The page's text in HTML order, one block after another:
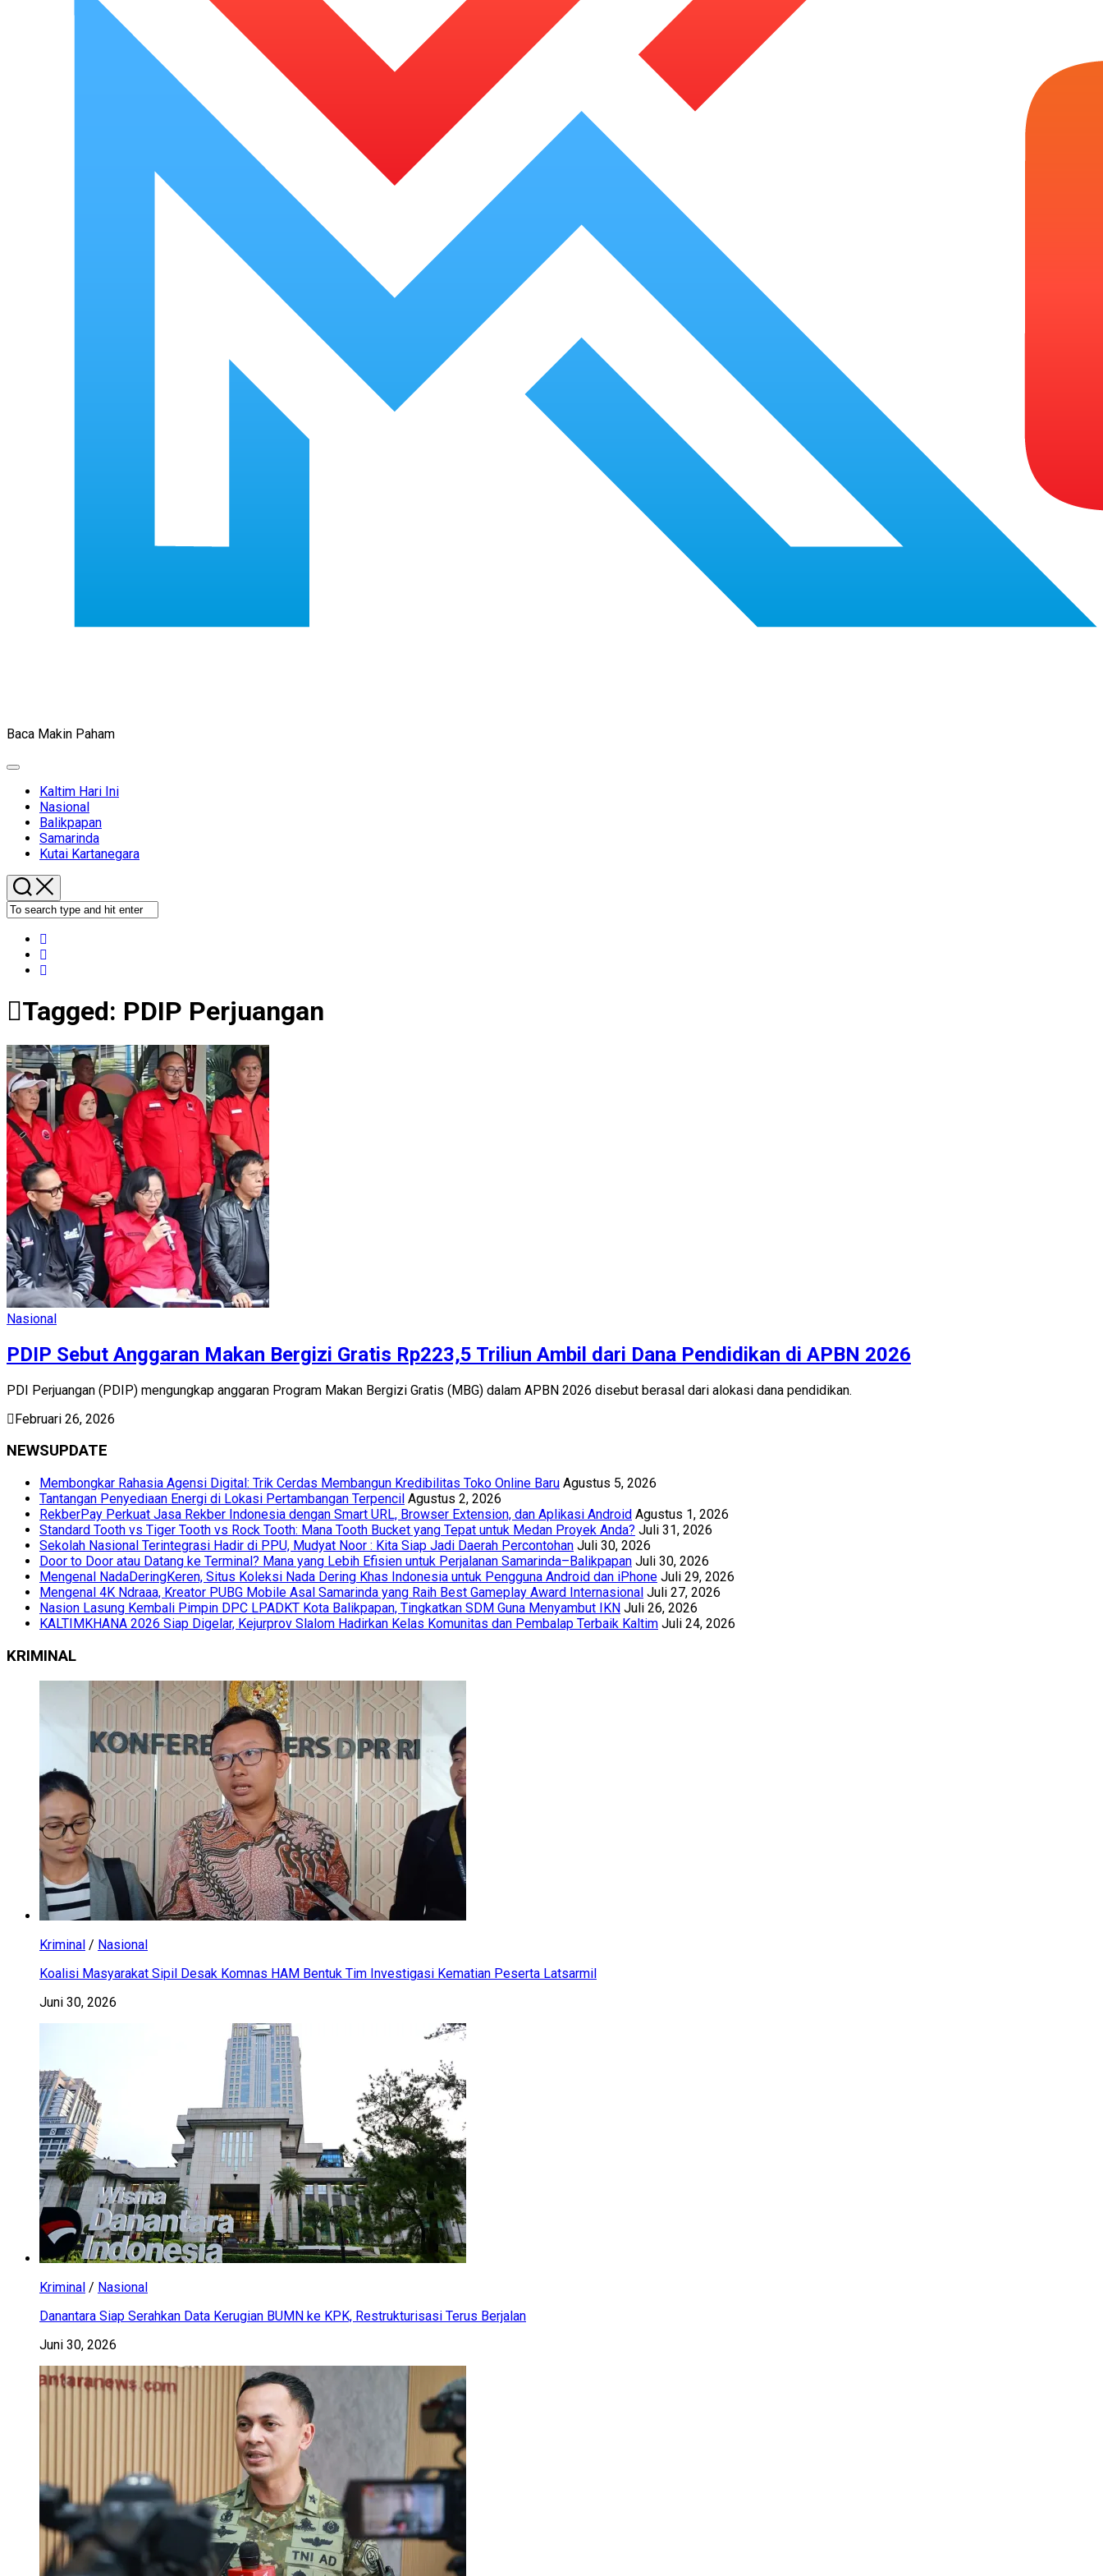
Baca Makin Paham
Expand
Kaltim Hari Ini
Nasional
Balikpapan
Samarinda
Kutai Kartanegara
Tagged: PDIP Perjuangan
Nasional
PDIP Sebut Anggaran Makan Bergizi Gratis Rp223,5 Triliun Ambil dari Dana Pendidikan di APBN 2026
PDI Perjuangan (PDIP) mengungkap anggaran Program Makan Bergizi Gratis (MBG) dalam APBN 2026 disebut berasal dari alokasi dana pendidikan.
Februari 26, 2026
NEWSUPDATE
Membongkar Rahasia Agensi Digital: Trik Cerdas Membangun Kredibilitas Toko Online Baru Agustus 5, 2026
Tantangan Penyediaan Energi di Lokasi Pertambangan Terpencil Agustus 2, 2026
RekberPay Perkuat Jasa Rekber Indonesia dengan Smart URL, Browser Extension, dan Aplikasi Android Agustus 1, 2026
Standard Tooth vs Tiger Tooth vs Rock Tooth: Mana Tooth Bucket yang Tepat untuk Medan Proyek Anda? Juli 31, 2026
Sekolah Nasional Terintegrasi Hadir di PPU, Mudyat Noor : Kita Siap Jadi Daerah Percontohan Juli 30, 2026
Door to Door atau Datang ke Terminal? Mana yang Lebih Efisien untuk Perjalanan Samarinda–Balikpapan Juli 30, 2026
Mengenal NadaDeringKeren, Situs Koleksi Nada Dering Khas Indonesia untuk Pengguna Android dan iPhone Juli 29, 2026
Mengenal 4K Ndraaa, Kreator PUBG Mobile Asal Samarinda yang Raih Best Gameplay Award Internasional Juli 27, 2026
Nasion Lasung Kembali Pimpin DPC LPADKT Kota Balikpapan, Tingkatkan SDM Guna Menyambut IKN Juli 26, 2026
KALTIMKHANA 2026 Siap Digelar, Kejurprov Slalom Hadirkan Kelas Komunitas dan Pembalap Terbaik Kaltim Juli 24, 2026
KRIMINAL
Kriminal / Nasional
Koalisi Masyarakat Sipil Desak Komnas HAM Bentuk Tim Investigasi Kematian Peserta Latsarmil
Juni 30, 2026
Kriminal / Nasional
Danantara Siap Serahkan Data Kerugian BUMN ke KPK, Restrukturisasi Terus Berjalan
Juni 30, 2026